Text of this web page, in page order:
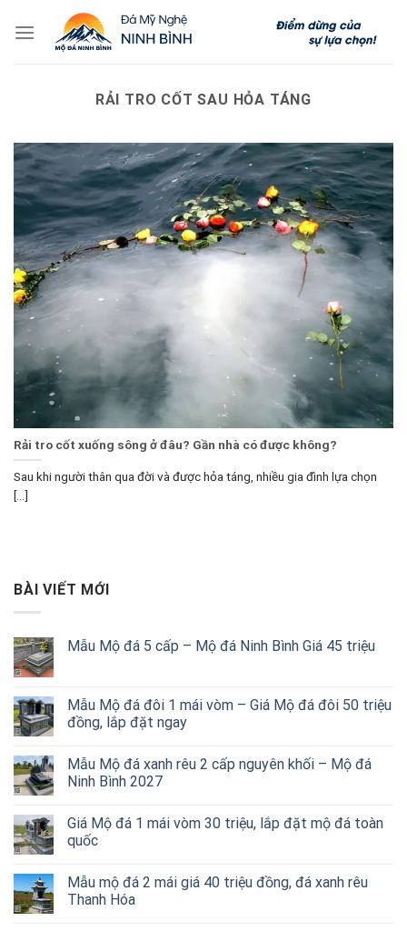
RẢI TRO CỐT SAU HỎA TÁNG
Rải tro cốt xuống sông ở đâu? Gần nhà có được không?
Sau khi người thân qua đời và được hỏa táng, nhiều gia đình lựa chọn
[...]
BÀI VIẾT MỚI
Mẫu Mộ đá 5 cấp – Mộ đá Ninh Bình Giá 45 triệu
Mẫu Mộ đá đôi 1 mái vòm – Giá Mộ đá đôi 50 triệu
đồng, lắp đặt ngay
Mẫu Mộ đá xanh rêu 2 cấp nguyên khối – Mộ đá
Ninh Bình 2027
Giá Mộ đá 1 mái vòm 30 triệu, lắp đặt mộ đá toàn
quốc
Mẫu mộ đá 2 mái giá 40 triệu đồng, đá xanh rêu
Thanh Hóa